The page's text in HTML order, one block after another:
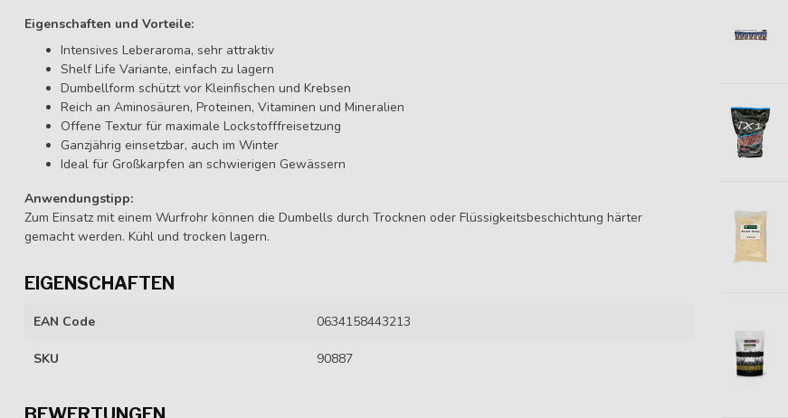
Eigenschaften und Vorteile:
Intensives Leberaroma, sehr attraktiv
Shelf Life Variante, einfach zu lagern
Dumbellform schützt vor Kleinfischen und Krebsen
Reich an Aminosäuren, Proteinen, Vitaminen und Mineralien
Offene Textur für maximale Lockstofffreisetzung
Ganzjährig einsetzbar, auch im Winter
Ideal für Großkarpfen an schwierigen Gewässern
Anwendungstipp:
Zum Einsatz mit einem Wurfrohr können die Dumbells durch Trocknen oder Flüssigkeitsbeschichtung härter
gemacht werden. Kühl und trocken lagern.
EIGENSCHAFTEN
EAN Code 0634158443213
SKU 90887